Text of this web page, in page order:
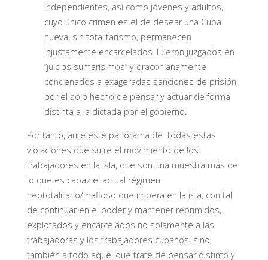
independientes, así como jóvenes y adultos,
cuyo único crimen es el de desear una Cuba
nueva, sin totalitarismo, permanecen
injustamente encarcelados. Fueron juzgados en
“juicios sumarísimos” y draconianamente
condenados a exageradas sanciones de prisión,
por el solo hecho de pensar y actuar de forma
distinta a la dictada por el gobierno.
Por tanto, ante este panorama de todas estas
violaciones que sufre el movimiento de los
trabajadores en la isla, que son una muestra más de
lo que es capaz el actual régimen
neototalitario/mafioso que impera en la isla, con tal
de continuar en el poder y mantener reprimidos,
explotados y encarcelados no solamente a las
trabajadoras y los trabajadores cubanos, sino
también a todo aquel que trate de pensar distinto y